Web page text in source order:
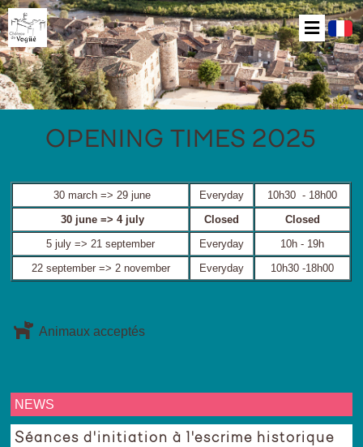
OPENING TIMES 2025
30 march => 29 june Everyday
10h30 - 18h00
30 june => 4 july
Closed
Closed
5 july => 21 september
Everyday
10h - 19h
22 september => 2 november
Everyday 10h30 -18h00
Animaux acceptés
NEWS
Séances d'initiation à l'escrime historique